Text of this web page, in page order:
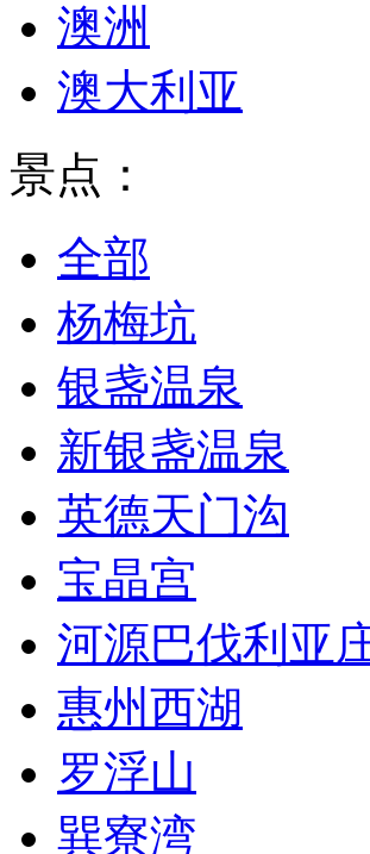
澳洲
澳大利亚
景点：
全部
杨梅坑
银盏温泉
新银盏温泉
英德天门沟
宝晶宫
河源巴伐利亚
惠州西湖
罗浮山
巽寮湾